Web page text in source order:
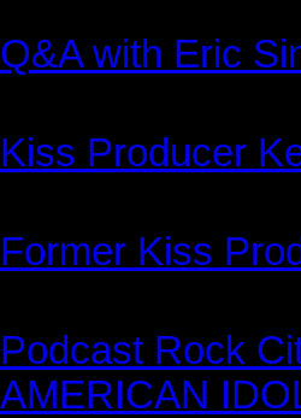
Q&A with Eric
Kiss Producer
Former Kiss
Podcast Rock
AMERICAN